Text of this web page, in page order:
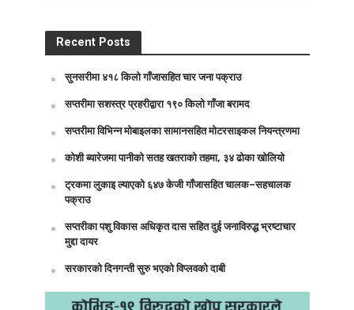
Recent Posts
सुनसरीमा ४१८ किलो गाँजासहित चार जना पक्राउ
सप्तरीमा सशस्त्र प्रहरीद्वारा १९० किलो गाँजा बरामद
सप्तरीमा विभिन्न मोबाइलका सामानसहित मोटरसाइकल नियन्त्रणमा
कोशी ब्यारेजमा पानीको सतह खतराको तहमा, ३४ ढोका खोलियो
ट्रकमा लुकाइ ल्याएको ६४७ केजी गाँजासहित चालक–सहचालक
पक्राउ
सप्तरीका पशु विकास अधिकृत दास सहित दुई जनाविरुद्ध भ्रष्टाचार
मुद्दा दायर
सरकारको दिनगन्ती सुरु भएको विप्लवको दाबी